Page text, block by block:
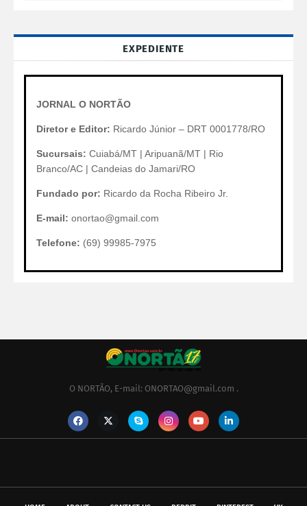
EXPEDIENTE
JORNAL O NORTÃO
Diretor e Editor: Ricardo Júnior – DRT 0001778/RO
Sucursais: Cuiabá/MT | Aripuanã/MT | Rio
Branco/AC | Candeias do Jamari/RO
Fundado por: Ricardo da Rocha Ribeiro Jr.
E-mail: onortao@gmail.com
Telefone: (69) 99985-7975
O NORTÃO, E-mail: ONORTAO@gmail.com .